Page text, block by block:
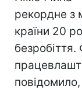
рекордне з
країни 20